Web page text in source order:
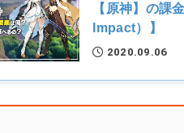
【原神】の課
Impact）】
2020.09.06